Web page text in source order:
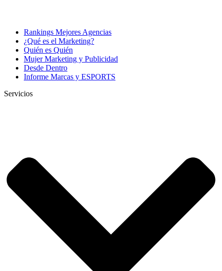
Rankings Mejores Agencias
¿Qué es el Marketing?
Quién es Quién
Mujer Marketing y Publicidad
Desde Dentro
Informe Marcas y ESPORTS
Servicios